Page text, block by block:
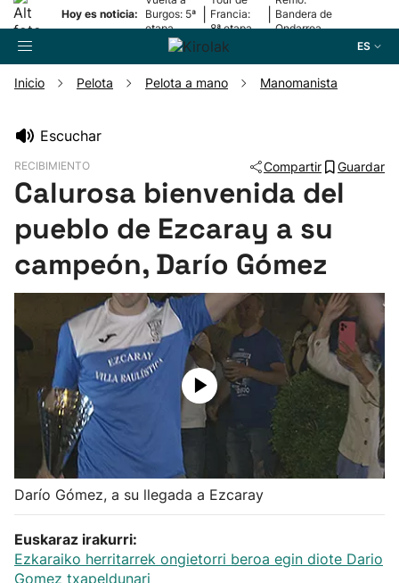
Hoy es noticia:
Burgos: 5ª
etapa
Francia:
8ª etapa
Bandera de
Ondarroa
ES
Pelota
Remo
Baloncesto
Ciclismo
Herri-kirolak
Balonmano
Atletismo
Inicio Pelota Pelota a mano Manomanista
Escuchar
RECIBIMIENTO Compartir Guardar
Calurosa bienvenida del
pueblo de Ezcaray a su
campeón, Darío Gómez
Darío Gómez, a su llegada a Ezcaray
Euskaraz irakurri:
Ezkaraiko herritarrek ongietorri beroa egin diote Dario
Gomez txapeldunari